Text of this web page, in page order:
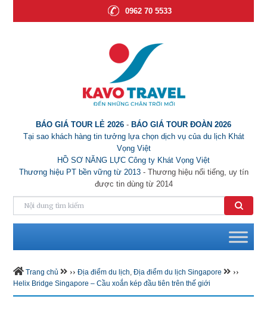
0962 70 5533
BÁO GIÁ TOUR LẺ 2026 - BÁO GIÁ TOUR ĐOÀN 2026
Tại sao khách hàng tin tưởng lựa chọn dịch vụ của du lịch Khát
Vọng Việt
HỒ SƠ NĂNG LỰC Công ty Khát Vọng Việt
Thương hiệu PT bền vững từ 2013- Thương hiệu nổi tiếng, uy tín
được tin dùng từ 2014
Trang chủ ›› Địa điểm du lịch,Địa điểm du lịch Singapore
››
Helix Bridge Singapore – Cầu xoắn kép đầu tiên trên thế giới